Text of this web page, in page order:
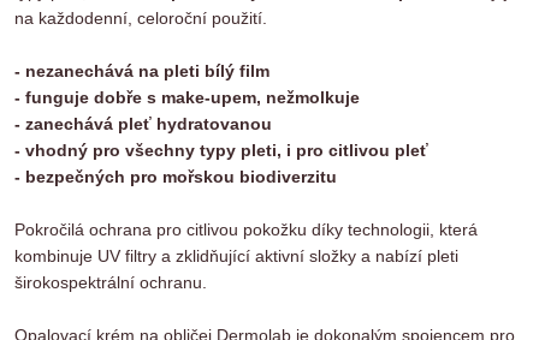
na každodenní, celoroční použití.
- nezanechává na pleti bílý film
- funguje dobře s make-upem, nežmolkuje
- zanechává pleť hydratovanou
- vhodný pro všechny typy pleti, i pro citlivou pleť
- bezpečných pro mořskou biodiverzitu
Pokročilá ochrana pro citlivou pokožku díky technologii, která
kombinuje UV filtry a zklidňující aktivní složky a nabízí pleti
širokospektrální ochranu.
Opalovací krém na obličej Dermolab je dokonalým spojencem pro